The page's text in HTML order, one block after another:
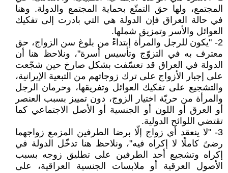
المجتمع، ولها حق التمتّع بحماية المجتمع والدولة. وهنا
في حالة العراق فإن الدولة هي التي بادرت إلى تفكيك
العوائل والأسر وتمزيق شملها.
2- "يكون للرجل والمرأة إبتداءً من بلوغ سن الزواج، حق
معترف به في التزوّج وتأسيس أسرة"، ونلاحظ هنا أن
الدولة في العراق قد تعسّفت بشكل صارخ حين شجّعت
على إجبار الأزواج على ترك زوجاتهم من التبعية الإيرانية،
والتشجيع على تفكيك العوائل وتفريقها، وحرمان الرجل
والمرأة من حريّة اختيار الزوج، دون تمييز بسبب العنصر
أو العرق أو اللون أو الجنسية أو الأصل الاجتماعي كما
تقتضي اللوائح الدولية.
3- "لا ينعقد أي زواج إلّا برضا الطرفين المزمع زواجهما
رضىً كاملًا لا إكراه فيه"، ونلاحظ هنا تدخّل الدولة في
إكراه وتشجيع أحد الطرفين على تطليق زوجه بسبب
الأصول العرقية أو ملابسات الجنسية العراقية، على